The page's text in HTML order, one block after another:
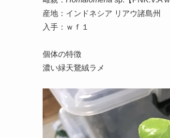
産地：インドネシア リアウ諸島州
入手：ｗｆ１
個体の特徴
濃い緑天鵞絨ラメ